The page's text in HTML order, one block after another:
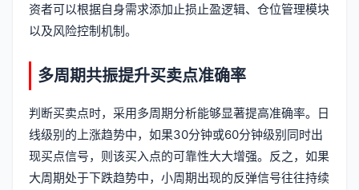
资者可以根据自身需求添加止损止盈逻辑、仓位管理模块
以及风险控制机制。
多周期共振提升买卖点准确率
判断买卖点时，采用多周期分析能够显著提高准确率。日
线级别的上涨趋势中，如果30分钟或60分钟级别同时出
现买点信号，则该买入点的可靠性大大增强。反之，如果
大周期处于下跌趋势中，小周期出现的反弹信号往往持续